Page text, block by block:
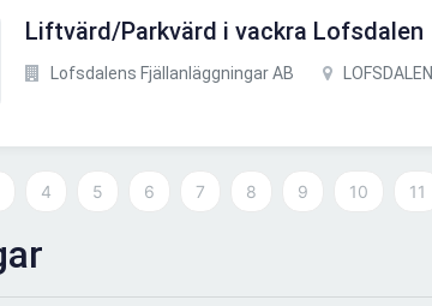
Liftvärd/Parkvärd i vackra Lofsdalen
Lofsdalens Fjällanläggningar AB LOFSDALEN
4 5 6 7 8 9 10 11